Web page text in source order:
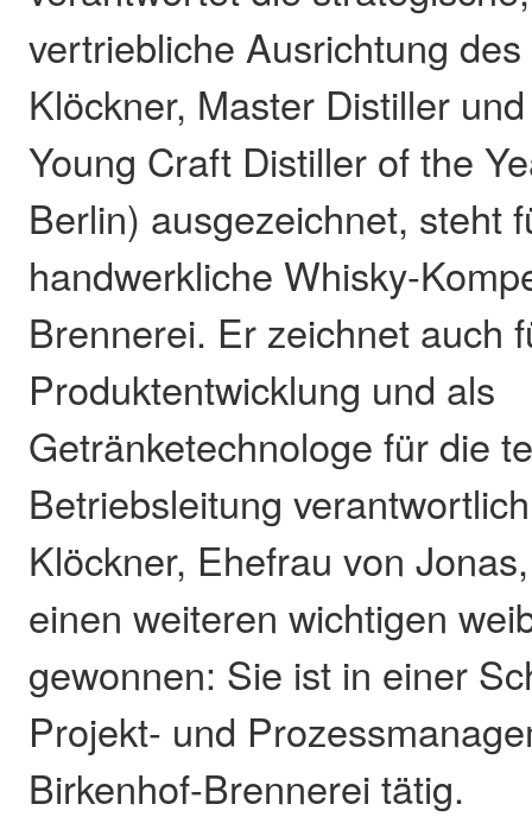
vertriebliche Ausrichtung
Klöckner, Master Distiller
Young Craft Distiller of the
Berlin) ausgezeichnet, steht
handwerkliche Whisky-
Brennerei. Er zeichnet auch
Produktentwicklung und als
Getränketechnologe für die
Betriebsleitung
Klöckner, Ehefrau von
einen weiteren wichtigen
gewonnen: Sie ist in einer
Projekt- und
Birkenhof-Brennerei tätig.